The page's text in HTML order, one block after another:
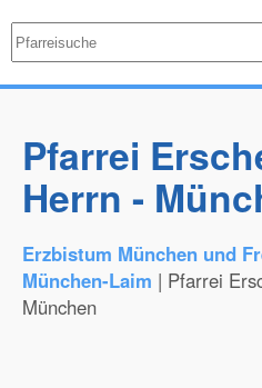
Pfarrei
Herrn -
Erzbistum München und
München-Laim | Pfarrei
München